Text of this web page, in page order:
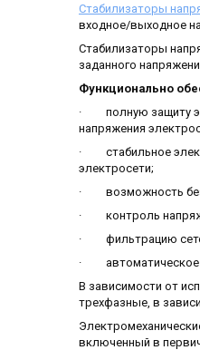
Стабилизаторы
входное/выходное
Стабилизаторы
заданного
Функционально
· полную защиту
напряжения
· стабильное
электросети;
· возможность
· контроль
· фильтрацию
· автоматическое
В зависимости от
трехфазные, в
включенный в